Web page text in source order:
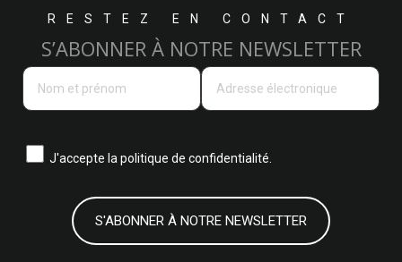
RESTEZ EN CONTACT
S’ABONNER À NOTRE NEWSLETTER
J'accepte la politique de confidentialité.